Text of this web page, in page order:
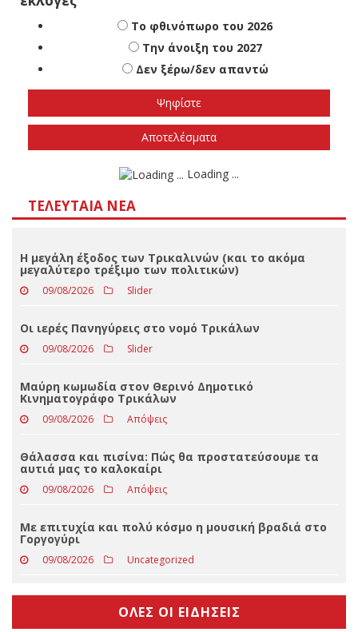
Πότε πιστεύετε ότι θα γίνουν οι εθνικές
εκλογές
Το φθινόπωρο του 2026
Την άνοιξη του 2027
Δεν ξέρω/δεν απαντώ
ΤΕΛΕΥΤΑΊΑ ΝΈΑ
Η μεγάλη έξοδος των Τρικαλινών (και το ακόμα
μεγαλύτερο τρέξιμο των πολιτικών)
Οι ιερές Πανηγύρεις στο νομό Τρικάλων
09/08/2026 Slider
Μαύρη κωμωδία στον Θερινό Δημοτικό
Κινηματογράφο Τρικάλων
09/08/2026 Απόψεις
Θάλασσα και πισίνα: Πώς θα προστατεύσουμε τα
αυτιά μας το καλοκαίρι
09/08/2026 Απόψεις
Με επιτυχία και πολύ κόσμο η μουσική βραδιά στο